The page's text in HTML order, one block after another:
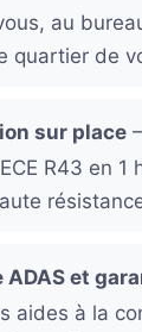
au
quartier de
sur place
R43 en 1
ADAS et
aides à la